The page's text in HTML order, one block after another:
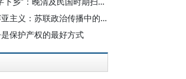
潘祥辉：弥赛亚主义：苏联政治传播中的东正教因子及其转化
保护产权的最好方式